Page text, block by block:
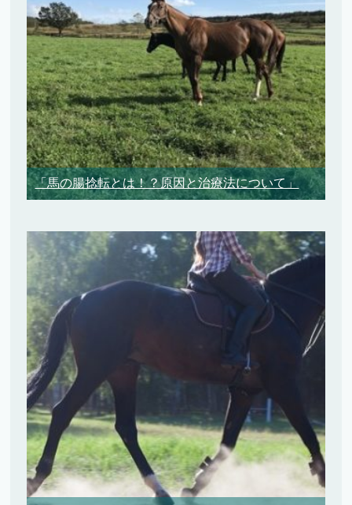
「馬の腸捻転とは！？原因と治療法について」